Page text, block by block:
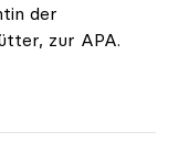
der
zur APA.